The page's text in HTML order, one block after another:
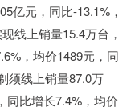
亿元，同比-13.1%，
线上销量15.4万台，
，均价1489元，同
须线上销量87.0万
同比增长7.4%，均价